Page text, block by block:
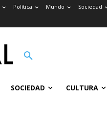
Política Mundo Sociedad
SOCIEDAD CULTURA